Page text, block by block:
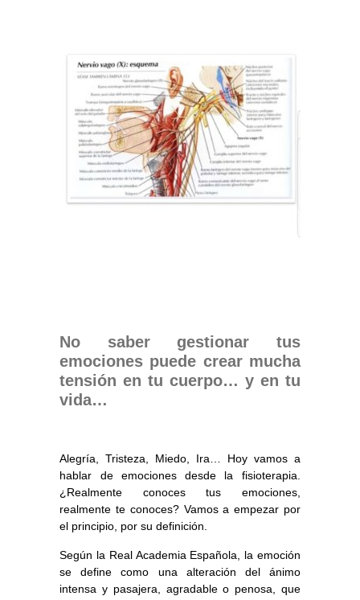
No saber gestionar tus
emociones puede crear mucha
tensión en tu cuerpo… y en tu
vida…
Alegría, Tristeza, Miedo, Ira… Hoy vamos a
hablar de emociones desde la fisioterapia.
¿Realmente conoces tus emociones,
realmente te conoces? Vamos a empezar por
el principio, por su definición.
Según la Real Academia Española, la emoción
se define como una alteración del ánimo
intensa y pasajera , agradable o penosa, que